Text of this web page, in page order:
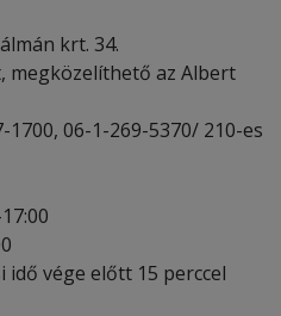
krt. 34.
megközelíthető az Albert
06-1-269-5370/ 210-es
idő vége előtt 15 perccel